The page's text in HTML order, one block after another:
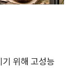
위해 고성능